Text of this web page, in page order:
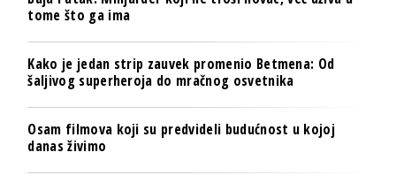
tome što ga ima
Kako je jedan strip zauvek promenio Betmena: Od
šaljivog superheroja do mračnog osvetnika
Osam filmova koji su predvideli budućnost u kojoj
danas živimo